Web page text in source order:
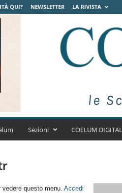
QUI? NEWSLETTER LA RIVISTA
C
s
Sezioni COELUM
vedere questo menu. Accedi